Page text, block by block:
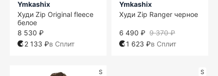
Ymkashix
Худи Zip Original fleece
белое
8 530 ₽
2 133 ₽в Сплит
Ymkashix
Худи Zip Ranger черное
9 370 ₽
6 490 ₽
1 623 ₽в Сплит
S
S